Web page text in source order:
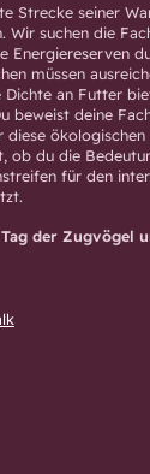
Strecke seiner
Wir suchen die
Energiereserven
müssen
Dichte an Futter
beweist deine
ob du die
für den
der Zugvögel